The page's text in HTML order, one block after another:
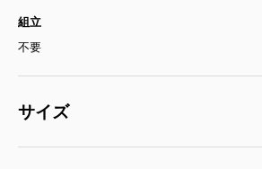
組立
不要
サイズ